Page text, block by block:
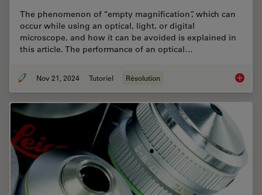
The phenomenon of “empty magnification”, which can
occur while using an optical, light, or digital
microscope, and how it can be avoided is explained in
this article. The performance of an optical…
Nov 21, 2024 Tutoriel Résolution What